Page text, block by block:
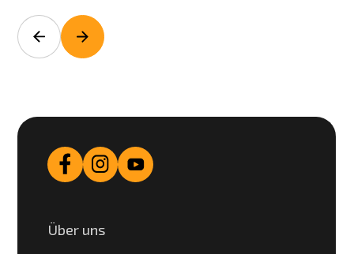
Über uns